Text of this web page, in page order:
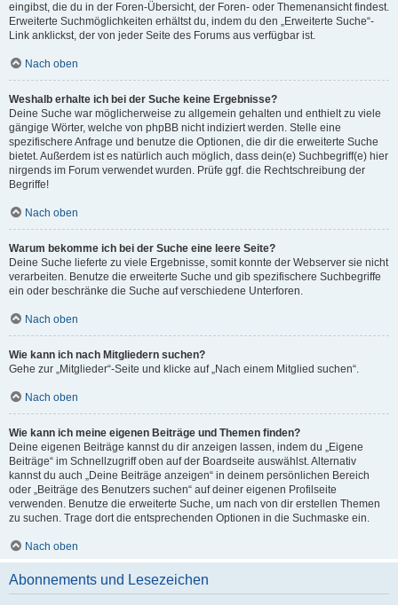
eingibst, die du in der Foren-Übersicht, der Foren- oder Themenansicht findest.
Erweiterte Suchmöglichkeiten erhältst du, indem du den „Erweiterte Suche“-
Link anklickst, der von jeder Seite des Forums aus verfügbar ist.
Nach oben
Weshalb erhalte ich bei der Suche keine Ergebnisse?
Deine Suche war möglicherweise zu allgemein gehalten und enthielt zu viele
gängige Wörter, welche von phpBB nicht indiziert werden. Stelle eine
spezifischere Anfrage und benutze die Optionen, die dir die erweiterte Suche
bietet. Außerdem ist es natürlich auch möglich, dass dein(e) Suchbegriff(e) hier
nirgends im Forum verwendet wurden. Prüfe ggf. die Rechtschreibung der
Begriffe!
Nach oben
Warum bekomme ich bei der Suche eine leere Seite?
Deine Suche lieferte zu viele Ergebnisse, somit konnte der Webserver sie nicht
verarbeiten. Benutze die erweiterte Suche und gib spezifischere Suchbegriffe
ein oder beschränke die Suche auf verschiedene Unterforen.
Nach oben
Wie kann ich nach Mitgliedern suchen?
Gehe zur „Mitglieder“-Seite und klicke auf „Nach einem Mitglied suchen“.
Nach oben
Wie kann ich meine eigenen Beiträge und Themen finden?
Deine eigenen Beiträge kannst du dir anzeigen lassen, indem du „Eigene
Beiträge“ im Schnellzugriff oben auf der Boardseite auswählst. Alternativ
kannst du auch „Deine Beiträge anzeigen“ in deinem persönlichen Bereich
oder „Beiträge des Benutzers suchen“ auf deiner eigenen Profilseite
verwenden. Benutze die erweiterte Suche, um nach von dir erstellen Themen
zu suchen. Trage dort die entsprechenden Optionen in die Suchmaske ein.
Nach oben
Abonnements und Lesezeichen